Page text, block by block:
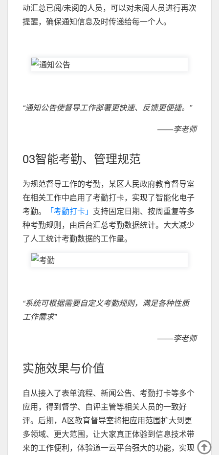
动汇总已阅/未阅的人员，可以对未阅人员进行再次
提醒，确保通知信息及时传递给每一个人。
“通知公告使督导工作部署更快速、反馈更便捷。”
——李老师
03智能考勤、管理规范
为规范督导工作的考勤，某区人民政府教育督导室
在相关工作中启用了考勤打卡，实现了智能化电子
考勤。
「考勤打卡」 支持固定日期、按周重复等多
种考勤规则，由后台汇总考勤数据统计。大大减少
了人工统计考勤数据的工作量。
“系统可根据需要自定义考勤规则，满足各种性质
工作需求”
——李老师
实施效果与价值
自从接入了表单流程、新闻公告、考勤打卡等多个
应用，得到督学、自评主管等相关人员的一致好
评。后期，A区教育督导室将把应用范围扩大到更
多领域、更大范围，让大家真正体验到信息技术带
来的工作便利，体验道一云平台强大的功能，实现